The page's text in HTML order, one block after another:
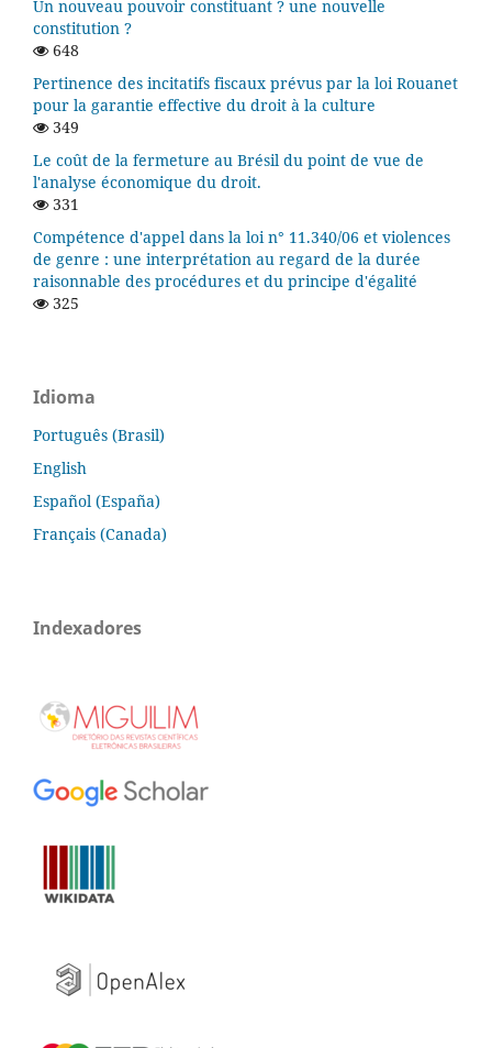
Un nouveau pouvoir constituant ? une nouvelle
constitution ?
648
Pertinence des incitatifs fiscaux prévus par la loi Rouanet
pour la garantie effective du droit à la culture
349
Le coût de la fermeture au Brésil du point de vue de
l'analyse économique du droit.
331
Compétence d'appel dans la loi n° 11.340/06 et violences
de genre : une interprétation au regard de la durée
raisonnable des procédures et du principe d'égalité
325
Idioma
Português (Brasil)
English
Español (España)
Français (Canada)
Indexadores